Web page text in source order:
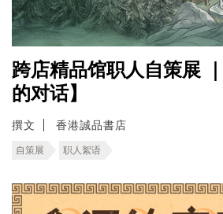
跨店精品馆职人自策展
的对话】
撰文 香港誠品書店
自策展 职人絮语